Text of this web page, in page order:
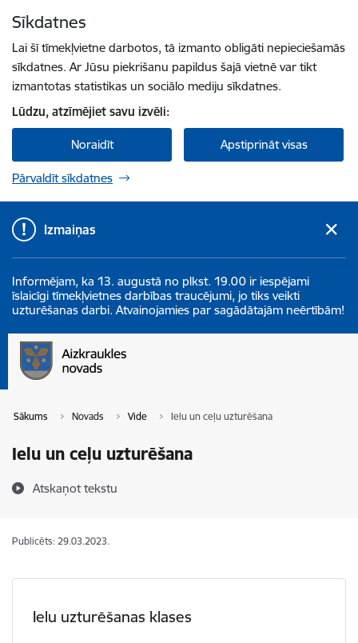
Sīkdatnes
Lai šī tīmekļvietne darbotos, tā izmanto obligāti nepieciešamās
sīkdatnes. Ar Jūsu piekrišanu papildus šajā vietnē var tikt
izmantotas statistikas un sociālo mediju sīkdatnes.
Lūdzu, atzīmējiet savu izvēli:
Noraidīt Apstiprināt visas
Pārvaldīt sīkdatnes
Izmaiņas
Informējam, ka 13. augustā no plkst. 19.00 ir iespējami
īslaicīgi tīmekļvietnes darbības traucējumi, jo tiks veikti
uzturēšanas darbi. Atvainojamies par sagādātajām neērtībām!
Sākums Novads Vide Ielu un ceļu uzturēšana
Ielu un ceļu uzturēšana
Atskaņot tekstu
Publicēts: 29.03.2023.
Ielu uzturēšanas klases